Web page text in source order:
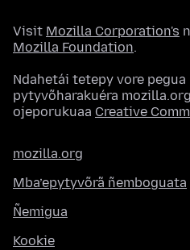
Visit Mozilla Corporation's
Mozilla Foundation.
Ndahetái tetepy vore pegua
pytyvõharakuéra
ojeporukuaa Creative
mozilla.org
Mba’epytyvõrã ñemboguata
Ñemigua
Kookie